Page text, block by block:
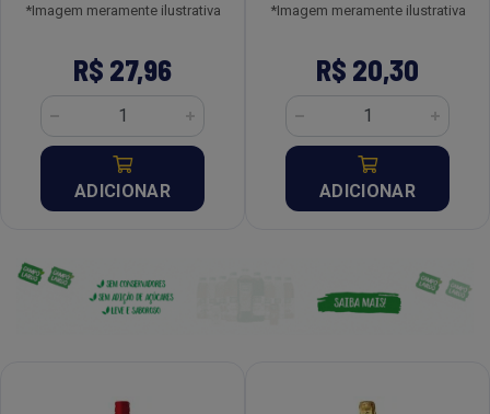
*Imagem meramente ilustrativa
R$ 27,96
ADICIONAR
*Imagem meramente ilustrativa
R$ 20,30
ADICIONAR